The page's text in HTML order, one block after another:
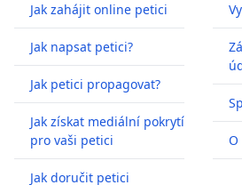
Jak zahájit online petici
Jak napsat petici?
Jak petici propagovat?
Jak získat mediální pokrytí
pro vaši petici
Jak doručit petici
O